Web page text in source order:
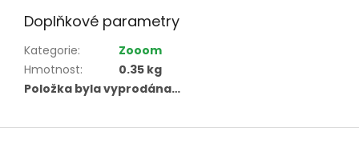
Doplňkové parametry
Kategorie:
Zooom
Hmotnost:
0.35 kg
Položka byla vyprodána…
Z